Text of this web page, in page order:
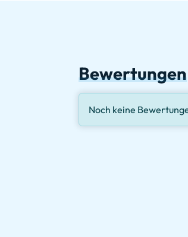
Bewertungen
Noch keine